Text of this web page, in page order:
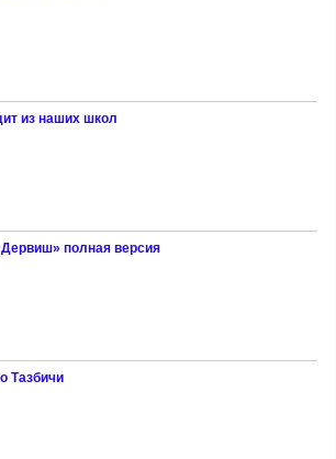
из наших школ
полная версия
Тазбичи